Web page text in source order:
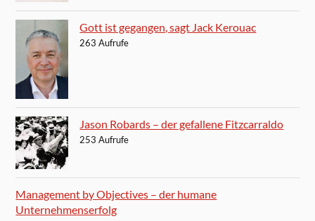
Gott ist gegangen, sagt Jack Kerouac
263 Aufrufe
Jason Robards – der gefallene Fitzcarraldo
253 Aufrufe
Management by Objectives – der humane
Unternehmenserfolg